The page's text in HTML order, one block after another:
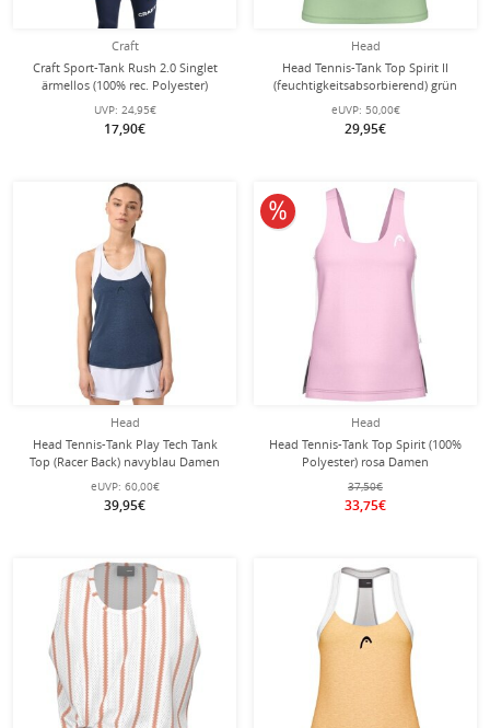
Craft
Craft Sport-Tank Rush 2.0 Singlet
ärmellos (100% rec. Polyester)
navyblau Herren
UVP: 24,95€
17,90€
Head
Head Tennis-Tank Top Spirit II
(feuchtigkeitsabsorbierend) grün
Damen
eUVP: 50,00€
29,95€
Head
Head Tennis-Tank Play Tech Tank
Top (Racer Back) navyblau Damen
eUVP: 60,00€
39,95€
Head
Head Tennis-Tank Top Spirit (100%
Polyester) rosa Damen
37,50€
33,75€
10% reduziert